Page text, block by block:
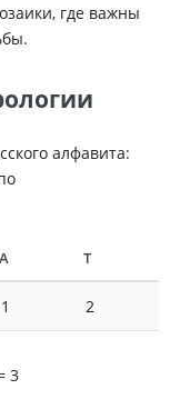
где важны
алфавита:
А Т
1 2
3